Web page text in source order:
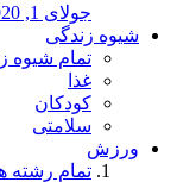
جولای 1, 2020
شیوه زندگی
تمام شیوه
غذا
کودکان
سلامتی
ورزش
تمام